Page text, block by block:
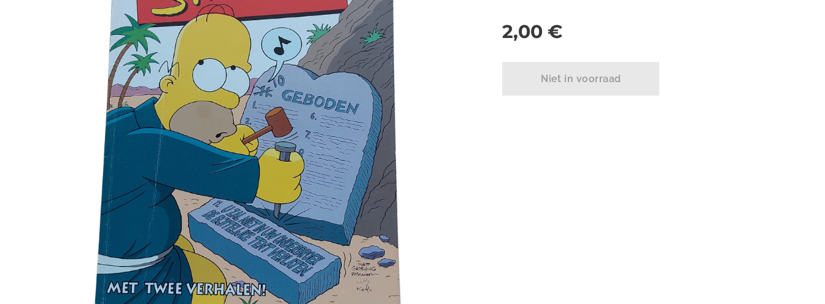
2,00 €
Niet in voorraad